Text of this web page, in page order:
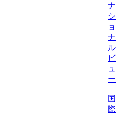
ナ
シ
ョ
ナ
ル
ビ
ュ
ー
国
際